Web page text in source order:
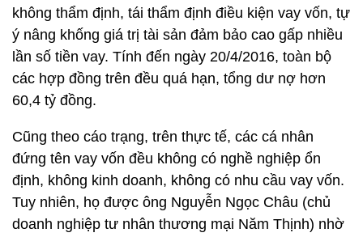
không thẩm định, tái thẩm định điều kiện vay vốn, tự
ý nâng khống giá trị tài sản đảm bảo cao gấp nhiều
lần số tiền vay. Tính đến ngày 20/4/2016, toàn bộ
các hợp đồng trên đều quá hạn, tổng dư nợ hơn
60,4 tỷ đồng.
Cũng theo cáo trạng, trên thực tế, các cá nhân
đứng tên vay vốn đều không có nghề nghiệp ổn
định, không kinh doanh, không có nhu cầu vay vốn.
Tuy nhiên, họ được ông Nguyễn Ngọc Châu (chủ
doanh nghiệp tư nhân thương mại Năm Thịnh) nhờ